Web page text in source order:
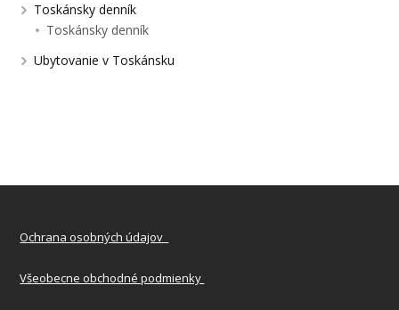
Toskánsky denník
Toskánsky denník
Ubytovanie v Toskánsku
Ochrana osobných údajov
Všeobecne obchodné podmienky